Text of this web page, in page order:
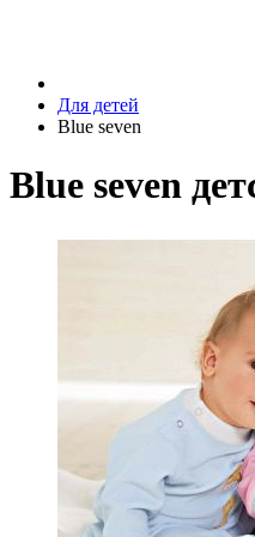
Для детей
Blue seven
Blue seven